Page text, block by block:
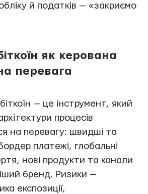
й податків — «закриємо
як керована
перевага
— це інструмент, який
процесів
на перевагу: швидші та
платежі, глобальні
нові продукти та канали
бренд. Ризики —
експозиції,